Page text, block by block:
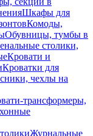
Шкафы для
Комоды,
Обувницы, тумбы в
столики,
Кровати и
Кроватки для
чехлы на
трансформеры,
Журнальные